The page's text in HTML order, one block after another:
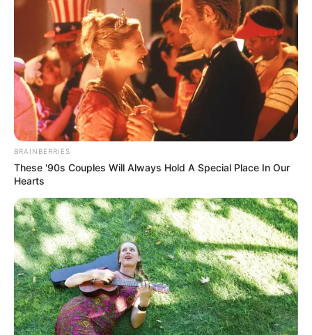
BRAINBERRIES
These '90s Couples Will Always Hold A Special Place In Our
Hearts